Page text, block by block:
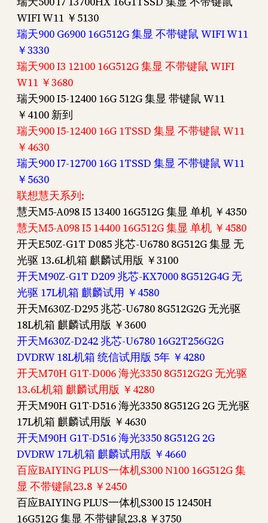
WIFI W11 ￥5130
瑞天900 G6900 16G512G 集显 不带键鼠 WIFI W11
￥3330
瑞天900 I3 12100 16G512G 集显 不带键鼠 WIFI
W11 ￥3680
瑞天900 I5-12400 16G 512G 集显 带键鼠 W11
￥4100 新到
瑞天900 I5-12400 16G 1TSSD 集显 不带键鼠 W11
￥4630
瑞天900 I7-12700 16G 1TSSD 集显 不带键鼠 W11
￥5630
联想慧天系列:
慧天M5-A098 I5 13400 16G512G 集显 单机 ￥4350
慧天M5-A098 I5 14400 16G512G 集显 单机 ￥4580
开天E50Z-G1T D085 兆芯-U6780 8G512G 集显 无
光驱 13.6L机箱 麒麟试用版 ￥3100
开天M90Z-G1T D209 兆芯-KX7000 8G512G4G 无
光驱 17L机箱 麒麟试用 ￥4580
开天M630Z-D295 兆芯-U6780 8G512G2G 无光驱
18L机箱 麒麟试用版 ￥3600
开天M630Z-D242 兆芯-U6780 16G2T256G2G
DVDRW 18L机箱 统信试用版 5年 ￥4280
开天M70H G1T-D006 海光3350 8G512G2G 无光驱
13.6L机箱 麒麟试用版 ￥4280
开天M90H G1T-D516 海光3350 8G512G 2G 无光驱
17L机箱 麒麟试用版 ￥4630
开天M90H G1T-D516 海光3350 8G512G 2G
DVDRW 17L机箱 麒麟试用版 ￥4660
百应BAIYING PLUS一体机S300 N100 16G512G 集
显 不带键鼠23.8 ￥2450
百应BAIYING PLUS一体机S300 I5 12450H
16G512G 集显 不带键鼠23.8 ￥3750